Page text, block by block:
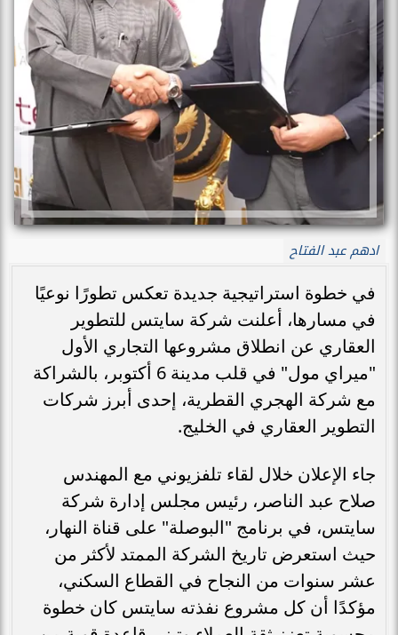
ادهم عبد الفتاح
في خطوة استراتيجية جديدة تعكس تطورًا نوعيًا
في مسارها، أعلنت شركة سايتس للتطوير
العقاري عن انطلاق مشروعها التجاري الأول
"ميراي مول" في قلب مدينة 6 أكتوبر، بالشراكة
مع شركة الهجري القطرية، إحدى أبرز شركات
التطوير العقاري في الخليج.
جاء الإعلان خلال لقاء تلفزيوني مع المهندس
صلاح عبد الناصر، رئيس مجلس إدارة شركة
سايتس، في برنامج "البوصلة" على قناة النهار،
حيث استعرض تاريخ الشركة الممتد لأكثر من
عشر سنوات من النجاح في القطاع السكني،
مؤكدًا أن كل مشروع نفذته سايتس كان خطوة